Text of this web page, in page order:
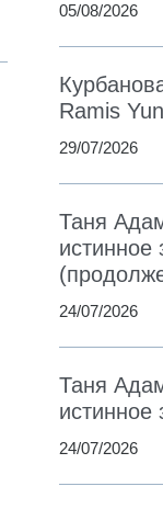
05/08/2026
Ramis
29/07/2026
Таня
истинное
24/07/2026
Таня
истинное
24/07/2026